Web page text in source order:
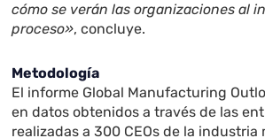
cómo se verán las organizaciones al
proceso», concluye.
Metodología
El informe Global Manufacturing
en datos obtenidos a través de las
realizadas a 300 CEOs de la